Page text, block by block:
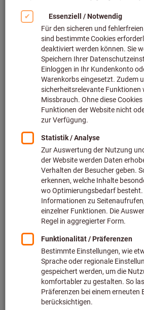
Bild zum Vergrößern anklicken
Preis pro 1 Stück